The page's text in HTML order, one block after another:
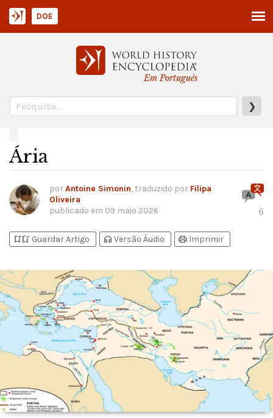
Em Português
❯
DOE
Ária
porAntoine Simonin, traduzido por Filipa
Oliveira
publicado em 09 maio 2026 6
bookmark_addbookmark_added Guardar Artigo headphones Versão Áudio print Imprimir